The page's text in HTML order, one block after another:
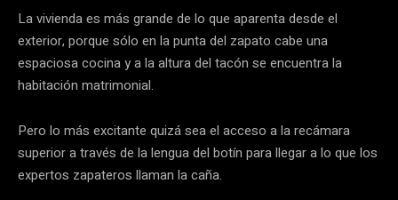
La vivienda es más grande de lo que aparenta desde el
exterior, porque sólo en la punta del zapato cabe una
espaciosa cocina y a la altura del tacón se encuentra la
habitación matrimonial.
Pero lo más excitante quizá sea el acceso a la recámara
superior a través de la lengua del botín para llegar a lo que los
expertos zapateros llaman la caña.